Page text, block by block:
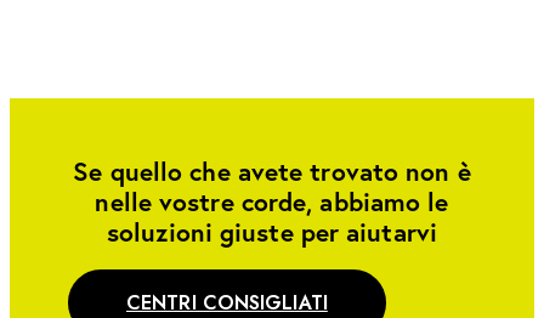
Se quello che avete trovato non è
nelle vostre corde, abbiamo le
soluzioni giuste per aiutarvi
CENTRI CONSIGLIATI